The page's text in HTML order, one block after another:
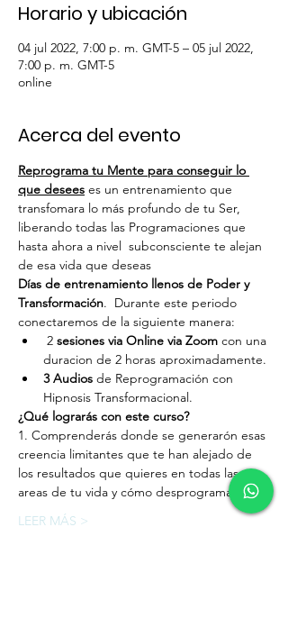
Horario y ubicación
04 jul 2022, 7:00 p. m. GMT-5 – 05 jul 2022,
7:00 p. m. GMT-5
online
Acerca del evento
Reprograma tu Mente para conseguir lo
que desees es un entrenamiento que
transfomara lo más profundo de tu Ser,
liberando todas las Programaciones que
hasta ahora a nivel  subconsciente te alejan
de esa vida que deseas
Días de entrenamiento llenos de Poder y
Transformación.  Durante este periodo
conectaremos de la siguiente manera:
2 sesiones via Online via Zoom con una
duracion de 2 horas aproximadamente.
3 Audios de Reprogramación con
Hipnosis Transformacional.
¿Qué lograrás con este curso?
1. Comprenderás donde se generarón esas
creencia limitantes que te han alejado de
los resultados que quieres en todas las
areas de tu vida y cómo desprogramarlas.
LEER MÁS >